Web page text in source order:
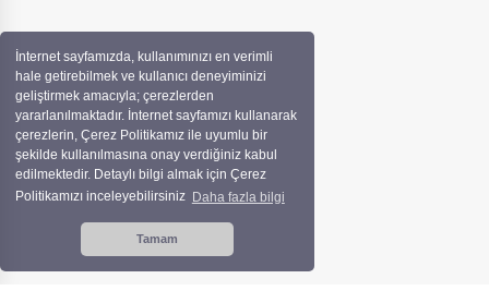
İnternet sayfamızda, kullanımınızı en verimli
hale getirebilmek ve kullanıcı deneyiminizi
geliştirmek amacıyla; çerezlerden
yararlanılmaktadır. İnternet sayfamızı kullanarak
çerezlerin, Çerez Politikamız ile uyumlu bir
şekilde kullanılmasına onay verdiğiniz kabul
edilmektedir. Detaylı bilgi almak için Çerez
Politikamızı inceleyebilirsiniz Daha fazla bilgi
Tamam